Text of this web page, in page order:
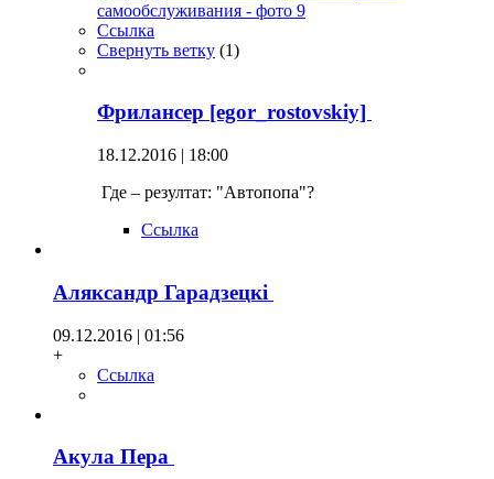
Ссылка
Свернуть ветку (1)
Фрилансер [egor_rostovskiy]
18.12.2016 | 18:00
Где – резултат: "Автопопа"?
Ссылка
Аляксандр Гарадзецкi
09.12.2016 | 01:56
+
Ссылка
Акула Пера